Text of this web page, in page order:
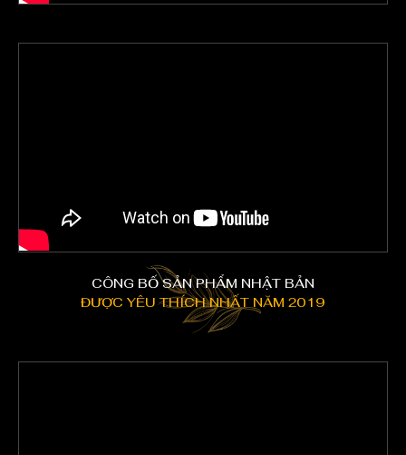
CÔNG BỐ SẢN PHẨM NHẬT BẢN
ĐƯỢC YÊU THÍCH NHẤT NĂM 2019